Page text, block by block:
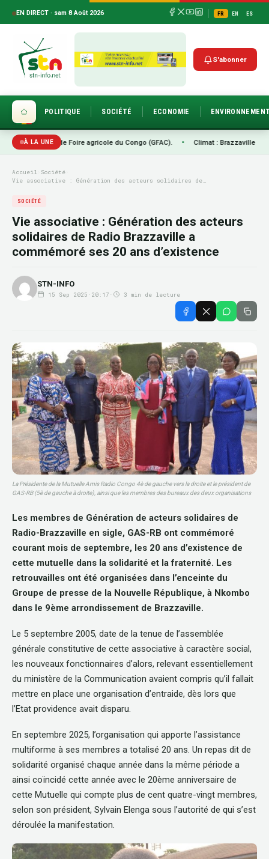
EN DIRECT · sam 8 Août 2026 FR EN ES
S'abonner
POLITIQUE SOCIÉTÉ ECONOMIE
À LA UNE
Grande Foire agricole du Congo (GFAC). • Climat : Brazzaville passe à
Accueil Société
Vie associative : Génération des acteurs solidaires de…
SOCIÉTÉ
Vie associative : Génération des acteurs
solidaires de Radio Brazzaville a
commémoré ses 20 ans d’existence
STN-INFO
15 Sep 2025 · 20:17 · 3 min de lecture
La Présidente de la Mutuelle Amis Radio Congo 4è de gauche vers la droite et le président de
GAS-RB (5è de gauche à droite), ainsi que les membres des bureaux des deux organisations
Les membres de Génération de acteurs solidaires de
Radio-Brazzaville en sigle, GAS-RB ont commémoré
courant mois de septembre, les 20 ans d’existence de
cette mutuelle dans la solidarité et la fraternité. Les
retrouvailles ont été organisées dans l’enceinte du
Groupe de presse de la Nouvelle République, à Nkombo
dans le 9ème arrondissement de Brazzaville.
Le 5 septembre 2005, date de la tenue de l’assemblée
générale constitutive de cette associative à caractère social,
les nouveaux fonctionnaires d’alors, relevant essentiellement
du ministère de la Communication avaient compris qu’il fallait
mettre en place une organisation d’entraide, dès lors que
l’Etat providence avait disparu.
En septembre 2025, l’organisation qui apporte l’assistance
multiforme à ses membres a totalisé 20 ans. Un repas dit de
solidarité organisé chaque année dans la même période a
ainsi coïncidé cette année avec le 20ème anniversaire de
cette Mutuelle qui compte plus de cent quatre-vingt membres,
selon son président, Sylvain Elenga sous l’autorité de qui s’est
déroulée la manifestation.